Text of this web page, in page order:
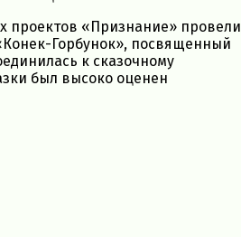
проектов «Признание» провели
Горбунок», посвященный
к сказочному
был высоко оценен